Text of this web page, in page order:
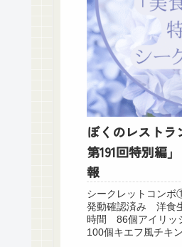
ぼくのレスト
第191回特別編
報
シークレットコン
発動確認済み 洋食
時間 86個アイリッ
100個キエフ風チキ